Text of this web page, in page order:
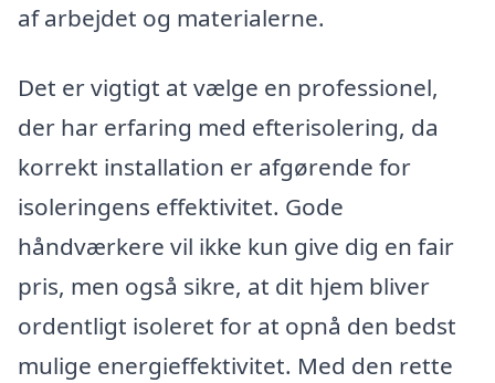
af arbejdet og materialerne.
Det er vigtigt at vælge en professionel,
der har erfaring med efterisolering, da
korrekt installation er afgørende for
isoleringens effektivitet. Gode
håndværkere vil ikke kun give dig en fair
pris, men også sikre, at dit hjem bliver
ordentligt isoleret for at opnå den bedst
mulige energieffektivitet. Med den rette